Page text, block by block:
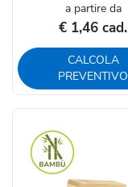
a partire da
€ 1,46 cad.
CALCOLA
PREVENTIVO